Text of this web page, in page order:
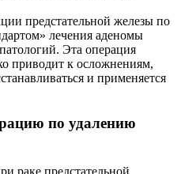
предстательной железы по
лечения аденомы
Эта операция
приводит к осложнениям,
и применяется
по удалению
раке предстательной